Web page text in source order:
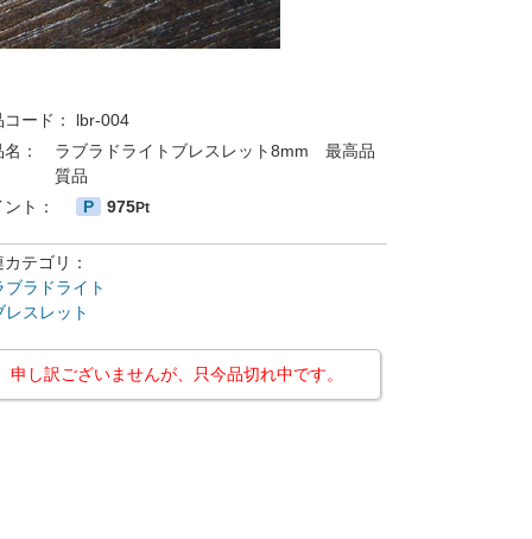
ード：
lbr-004
：
ラブラドライトブレスレット8mm 最高品
質品
ト：
P 975Pt
テゴリ：
ブラドライト
レスレット
申し訳ございませんが、只今品切れ中です。